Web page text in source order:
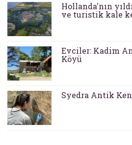
Hollanda'nın
ve turistik kale
Evciler: Kadim
Köyü
Syedra Antik